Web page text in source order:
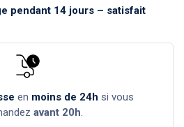
pendant 14 jours – satisfait
en moins de 24h si vous
avant 20h.